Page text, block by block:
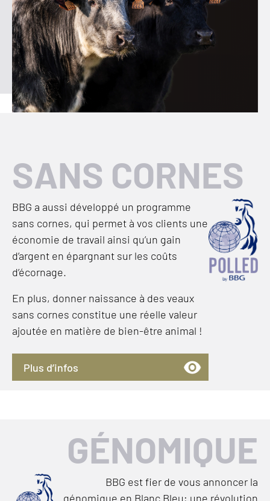
SANS CORNES
BBG a aussi développé un programme
sans cornes, qui permet à vos clients une
économie de travail ainsi qu’un gain
d’argent en épargnant sur les coûts
d’écornage.
En plus, donner naissance à des veaux
sans cornes constitue une réelle valeur
ajoutée en matière de bien-être animal !
Plus d’infos
GÉNOMIQUE
BBG est fier de vous annoncer la
génomique en Blanc Bleu; une révolution